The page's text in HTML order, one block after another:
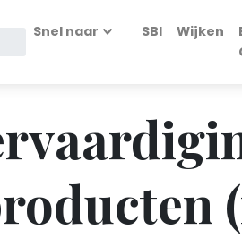
Snel naar SBI Wijken